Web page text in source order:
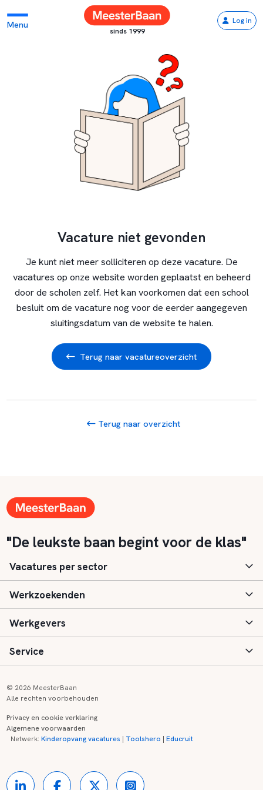
Menu
sinds 1999
Log in
Vacature niet gevonden
Je kunt niet meer solliciteren op deze vacature. De
vacatures op onze website worden geplaatst en beheerd
door de scholen zelf. Het kan voorkomen dat een school
besluit om de vacature nog voor de eerder aangegeven
sluitingsdatum van de website te halen.
Terug naar vacatureoverzicht
Terug naar overzicht
"De leukste baan begint voor de klas"
Vacatures per sector
Basisonderwijs
Speciaal (basis) onderwijs
Voortgezet onderwijs
Kinderopvang
Werkzoekenden
Aanmelden
Vacatures
Zij-instroom informatie
Werkgevers
Inloggen
Registreren
Service
Onderwijs links
© 2026 MeesterBaan
Alle rechten voorbehouden
Privacy en cookie verklaring
Algemene voorwaarden
Netwerk:Kinderopvang vacatures | Toolshero |Educruit